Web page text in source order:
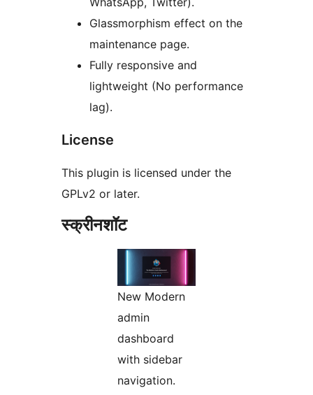
Glassmorphism effect on the
maintenance page.
Fully responsive and
lightweight (No performance
lag).
License
This plugin is licensed under the
GPLv2 or later.
स्क्रीनशॉट
New Modern
admin
dashboard
with sidebar
navigation.